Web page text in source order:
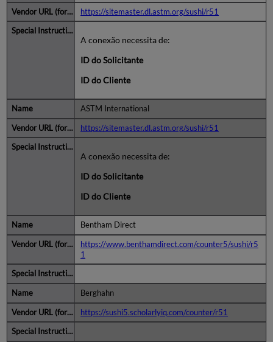
https://sitemaster.dl.astm.org/sushi/r51
A conexão necessita de:
ID do Solicitante
ID do Cliente
ASTM International
https://sitemaster.dl.astm.org/sushi/r51
A conexão necessita de:
ID do Solicitante
ID do Cliente
Bentham Direct
https://www.benthamdirect.com/counter5/sushi/r5
1
Berghahn
https://sushi5.scholarlyiq.com/counter/r51